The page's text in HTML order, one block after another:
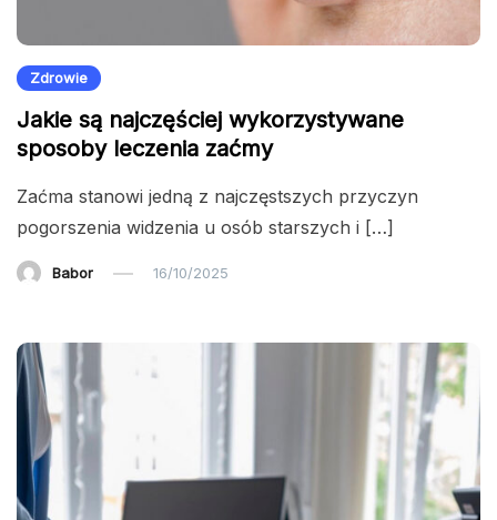
Zdrowie
Jakie są najczęściej wykorzystywane
sposoby leczenia zaćmy
Zaćma stanowi jedną z najczęstszych przyczyn
pogorszenia widzenia u osób starszych i […]
Babor 16/10/2025